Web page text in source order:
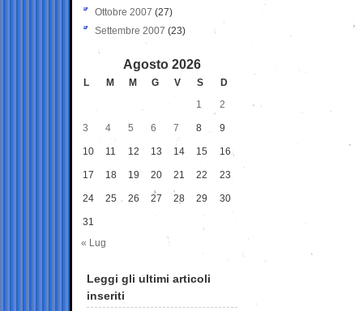
Ottobre 2007 (27)
Settembre 2007 (23)
Agosto 2026
L M M G V S
D
1
2
3 4 5 6 7 8 9
10 11 12 13 14 15 16
17 18 19 20 21 22 23
24 25 26 27 28 29 30
31
« Lug
Leggi gli ultimi articoli
inseriti